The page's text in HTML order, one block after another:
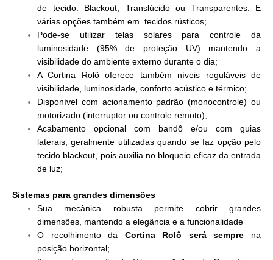
de tecido: Blackout, Translúcido ou Transparentes. E
várias opções também em tecidos rústicos;
Pode-se utilizar telas solares para controle da
luminosidade (95% de proteção UV) mantendo a
visibilidade do ambiente externo durante o dia;
A Cortina Rolô oferece também níveis reguláveis de
visibilidade, luminosidade, conforto acústico e térmico;
Disponível com acionamento padrão (monocontrole) ou
motorizado (interruptor ou controle remoto);
Acabamento opcional com bandô e/ou com guias
laterais, geralmente utilizadas quando se faz opção pelo
tecido blackout, pois auxilia no bloqueio eficaz da entrada
de luz;
Sistemas para grandes dimensões
Sua mecânica robusta permite cobrir grandes
dimensões, mantendo a elegância e a funcionalidade
O recolhimento da Cortina Rolô será sempre na
posição horizontal;